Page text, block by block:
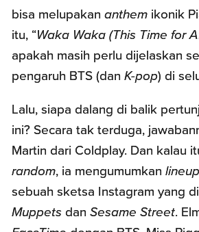
bisa melupakananthem ikonik
itu, “Waka Waka (This Time for
apakah masih perlu dijelaskan
pengaruh BTS (danK-pop) di
Lalu, siapa dalang di balik
ini? Secara tak terduga,
Martin dari Coldplay. Dan kalau
random, ia mengumumkanlineup
sebuah sketsa Instagram yang
Muppets dan Sesame Street.